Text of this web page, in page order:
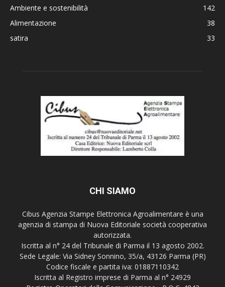
Ambiente e sostenibilità
142
Alimentazione
38
satira
33
CHI SIAMO
Cibus Agenzia Stampe Elettronica Agroalimentare è una
agenzia di stampa di Nuova Editoriale società cooperativa
autorizzata.
Iscritta al n° 24 del Tribunale di Parma il 13 agosto 2002.
Sede Legale: Via Sidney Sonnino, 35/a, 43126 Parma (PR)
Codice fiscale e partita iva: 01887110342
Iscritta al Registro imprese di Parma al n° 24929